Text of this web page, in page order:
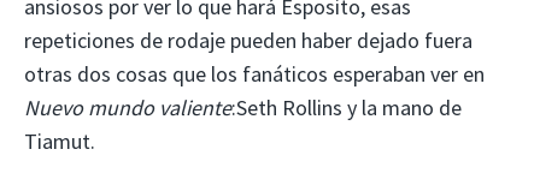
ansiosos por ver lo que hará Esposito, esas
repeticiones de rodaje pueden haber dejado fuera
otras dos cosas que los fanáticos esperaban ver en
Nuevo mundo valiente:Seth Rollins y la mano de
Tiamut.